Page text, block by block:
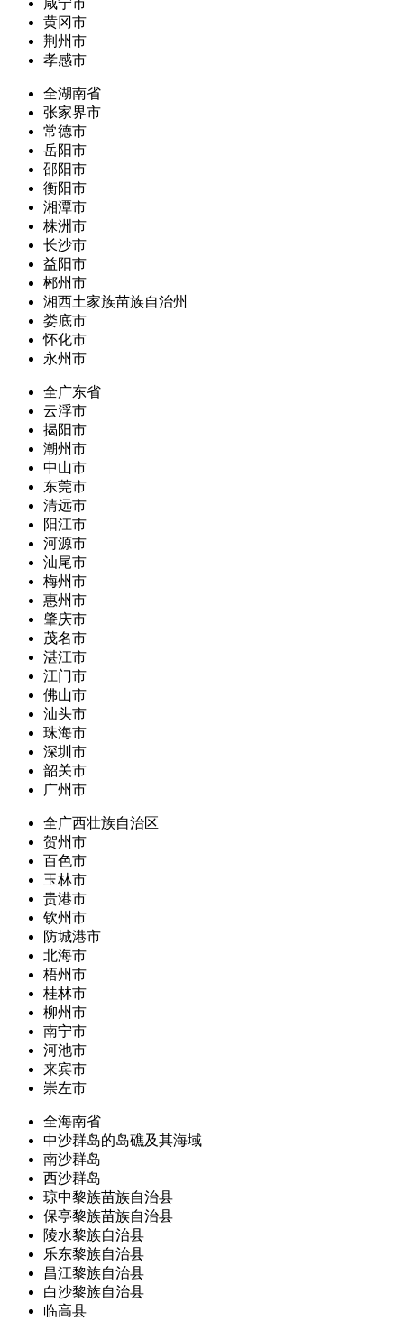
咸宁市
黄冈市
荆州市
孝感市
全湖南省
张家界市
常德市
岳阳市
邵阳市
衡阳市
湘潭市
株洲市
长沙市
益阳市
郴州市
湘西土家族苗族自治州
娄底市
怀化市
永州市
全广东省
云浮市
揭阳市
潮州市
中山市
东莞市
清远市
阳江市
河源市
汕尾市
梅州市
惠州市
肇庆市
茂名市
湛江市
江门市
佛山市
汕头市
珠海市
深圳市
韶关市
广州市
全广西壮族自治区
贺州市
百色市
玉林市
贵港市
钦州市
防城港市
北海市
梧州市
桂林市
柳州市
南宁市
河池市
来宾市
崇左市
全海南省
中沙群岛的岛礁及其海域
南沙群岛
西沙群岛
琼中黎族苗族自治县
保亭黎族苗族自治县
陵水黎族自治县
乐东黎族自治县
昌江黎族自治县
白沙黎族自治县
临高县